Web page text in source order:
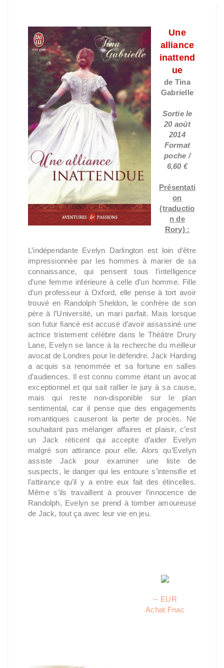
Une
alliance
inattend
ue
de Tina
Gabrielle
Sortie le
20 août
2014
Format
poche /
6,60 €
Présentati
on
(traductio
n de
Rory) :
L’indépendante Evelyn Darlington est loin d’être
impressionnée par les hommes à marier de sa
connaissance, qui pensent tous l’intelligence
d’une femme inférieure à celle d’un homme. Fille
d’un professeur à Oxford, elle pense à tort avoir
trouvé en Randolph Sheldon, le confrère de son
père à l’Université, un mari parfait. Mais lorsque
son futur fiancé est accusé d’avoir assassiné une
actrice tristement célèbre dans le Théâtre Drury
Lane, Evelyn se lance à la recherche du meilleur
avocat de Londres pour le défendre. Jack Harding
a acquis sa renommée et sa fortune en salles
d’audiences. Il est connu comme étant un avocat
exceptionnel et qui sait rallier le jury à sa cause,
mais qui reste non-disponible sur le plan
sentimental, car il pense que des engagements
romantiques causeront la perte de procès. Ne
souhaitant pas mélanger affaires et plaisir, c’est
un Jack réticent qui accepte d’aider Evelyn
malgré son attirance pour elle. Alors qu’Evelyn
assiste Jack pour examiner une liste de
suspects, le danger qui les entoure s’intensifie et
l’attirance qu’il y a entre eux fait des étincelles.
Même s’ils travaillent à prouver l’innocence de
Randolph, Evelyn se prend à tomber amoureuse
de Jack, tout ça avec leur vie en jeu.
-- EUR
Achat Fnac